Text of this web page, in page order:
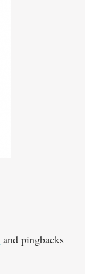
and pingbacks